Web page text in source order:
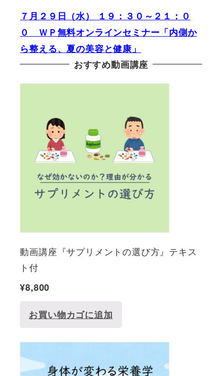
７月２９日（水） １９：３０～２１：０
０ ＷＰ無料オンラインセミナー「内側か
ら整える、夏の美容と健康」
おすすめ動画講座
動画講座『サプリメントの選び方』テキス
ト付
¥8,800
お買い物カゴに追加